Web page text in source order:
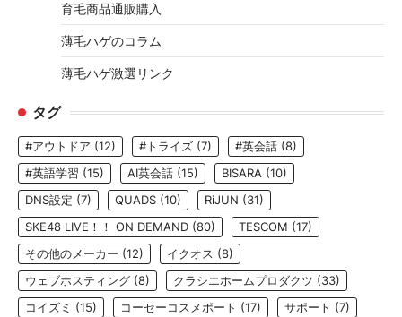
育毛商品通販購入
薄毛ハゲのコラム
薄毛ハゲ激選リンク
タグ
#アウトドア (12) #トライズ (7) #英会話 (8)
#英語学習 (15) AI英会話 (15) BISARA (10)
DNS設定 (7) QUADS (10) RiJUN (31)
SKE48 LIVE！！ ON DEMAND (80) TESCOM (17)
その他のメーカー (12) イクオス (8)
ウェブホスティング (8) クラシエホームプロダクツ (33)
コイズミ (15) コーセーコスメポート (17) サポート (7)